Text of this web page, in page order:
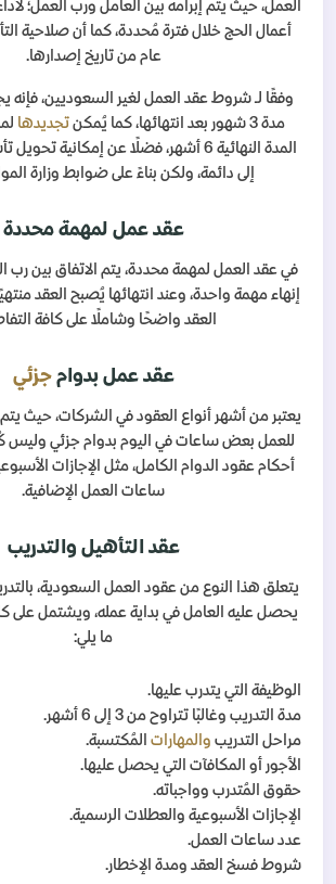
العمل، حيث يتم إبرامه بين العامل ورب العمل؛
أعمال الحج خلال فترة مُحددة، كما أن صلاحية
عام من تاريخ إصدارها.
وفقًا لـ شروط عقد العمل لغير السعوديين، فإنه
مدة 3 شهور بعد انتهائها، كما يُمكن
تجديدها
المدة النهائية 6 أشهر، فضلًا عن إمكانية
إلى دائمة، ولكن بناءً على ضوابط وزارة
عقد عمل لمهمة محددة
في عقد العمل لمهمة محددة، يتم الاتفاق بين رب
إنهاء مهمة واحدة، وعند انتهائها يُصبح العقد
العقد واضحًا وشاملًا على كافة
عقد عمل بدوامجزئي
يعتبر من أشهر أنواع العقود في الشركات، حيث يتم
للعمل بعض ساعات في اليوم بدوام جزئي وليس
أحكام عقود الدوام الكامل، مثل الإجازات
ساعات العمل الإضافية.
عقد التأهيل والتدريب
يتعلق هذا النوع من عقود العمل السعودية،
يحصل عليه العامل في بداية عمله، ويشتمل على
ما يلي:
الوظيفة التي يتدرب عليها.
مدة التدريب وغالبًا تتراوح من 3 إلى 6 أشهر.
مراحل التدريب والمهارات المُكتسبة.
الأجور أو المكافآت التي يحصل عليها.
حقوق المُتدرب وواجباته.
الإجازات الأسبوعية والعطلات الرسمية.
عدد ساعات العمل.
شروط فسخ العقد ومدة الإخطار.